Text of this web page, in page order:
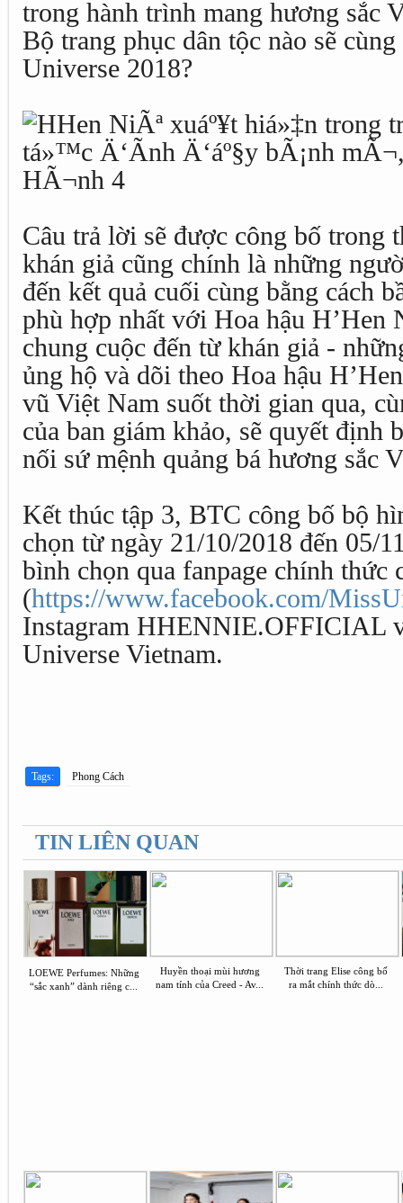
trong hành trình mang hương sắc
Bộ trang phục dân tộc nào sẽ
Universe 2018?
Câu trả lời sẽ được công bố trong
khán giả cũng chính là những
đến kết quả cuối cùng bằng cách
phù hợp nhất với Hoa hậu H’Hen
chung cuộc đến từ khán giả -
ủng hộ và dõi theo Hoa hậu
vũ Việt Nam suốt thời gian qua,
của ban giám khảo, sẽ quyết định
nối sứ mệnh quảng bá hương sắc
Kết thúc tập 3, BTC công bố bộ
chọn từ ngày 21/10/2018 đến 05/
bình chọn qua fanpage chính thức
(https://www.facebook.com/
Instagram HHENNIE.OFFICIAL
Universe Vietnam.
Tags: Phong Cách
TIN LIÊN QUAN
LOEWE Perfumes: Những
“sắc xanh” dành riêng c...
Huyền thoại mùi hương
nam tính của Creed - Av...
Thời trang Elise công bố
ra mắt chính thức dò...